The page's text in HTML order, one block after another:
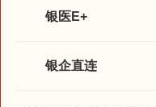
银医E+
银企直连